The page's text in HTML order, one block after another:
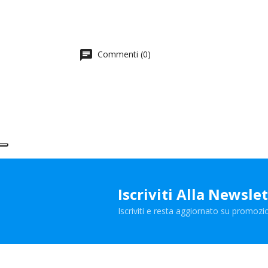
Commenti (0)
Iscriviti Alla
Iscriviti e resta aggiornato su